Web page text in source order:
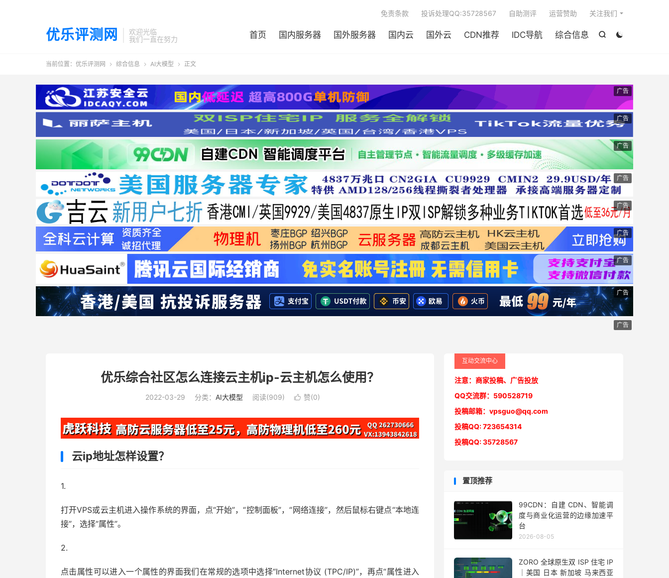
优乐评测网
欢迎光临
我们一直在努力


首页 国内服务器 国外服务器 国内云 国外云 CDN推荐 IDC导航 综合信息
免责条款 投诉处理QQ:35728567 自助测评 运营赞助 关注我们
当前位置： 优乐评测网  综合信息  AI大模型  正文
广告
广告
广告
广告
广告
广告
广告
广告
广告
优乐综合社区怎么连接云主机ip-云主机怎么使用？
2022-03-29 分类： AI大模型 阅读(909)  赞(0)
云ip地址怎样设置？
1.
打开VPS或云主机进入操作系统的界面，点“开始”，“控制面板”，“网络连接”，然后鼠标右键点“本地连
接”，选择“属性”。
2.
点击属性可以进入一个属性的界面我们在常规的选项中选择“Internet协议 (TPC/IP)”，再点“属性进入
互动交流中心
注意：商家投稿、广告投放
QQ交流群：590528719
投稿邮箱：vpsguo@qq.com
投稿QQ: 723654314
投稿QQ: 35728567
置顶推荐
99CDN：自建 CDN、智能调
度与商业化运营的边缘加速平
台
2026-08-05
ZORO 全球原生双 ISP 住宅 IP
｜美国 日本 新加坡 马来西亚